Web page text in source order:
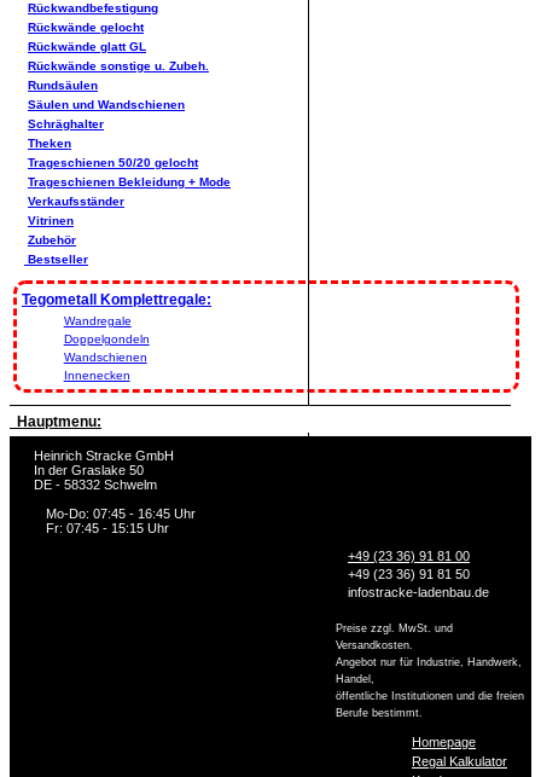
Rückwandbefestigung
Rückwände gelocht
Rückwände glatt GL
Rückwände sonstige u. Zubeh.
Rundsäulen
Säulen und Wandschienen
Schräghalter
Theken
Trageschienen 50/20 gelocht
Trageschienen Bekleidung + Mode
Verkaufsständer
Vitrinen
Zubehör
Bestseller
Tegometall Komplettregale:
Wandregale
Doppelgondeln
Wandschienen
Innenecken
Hauptmenu:
Heinrich Stracke GmbH
In der Graslake 50
DE - 58332 Schwelm
Mo-Do: 07:45 - 16:45 Uhr
Fr: 07:45 - 15:15 Uhr
+49 (23 36) 91 81 00
+49 (23 36) 91 81 50
infostracke-ladenbau.de
Preise zzgl. MwSt. und
Versandkosten.
Angebot nur für Industrie, Handwerk,
Handel,
öffentliche Institutionen und die freien
Berufe bestimmt.
Homepage
Regal Kalkulator